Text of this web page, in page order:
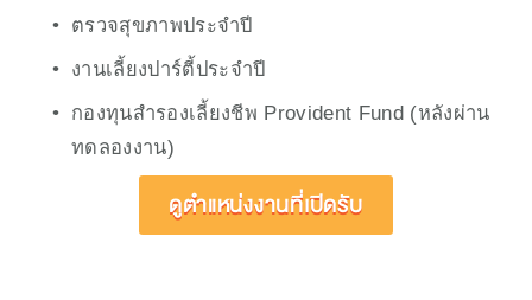
ตรวจสุขภาพประจำปี
งานเลี้ยงปาร์ตี้ประจำปี
กองทุนสำรองเลี้ยงชีพ Provident Fund (หลังผ่าน
ทดลองงาน)
ดูตำแหน่งงานที่เปิดรับ